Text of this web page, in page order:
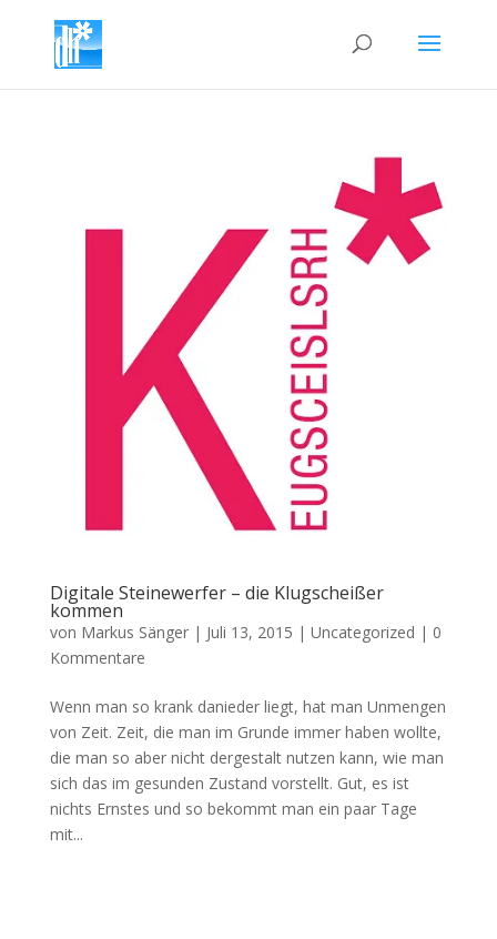
Digitale Steinewerfer – die Klugscheißer
kommen
von Markus Sänger| Juli 13, 2015 | Uncategorized | 0
Kommentare
Wenn man so krank danieder liegt, hat man Unmengen
von Zeit. Zeit, die man im Grunde immer haben wollte,
die man so aber nicht dergestalt nutzen kann, wie man
sich das im gesunden Zustand vorstellt. Gut, es ist
nichts Ernstes und so bekommt man ein paar Tage
mit...